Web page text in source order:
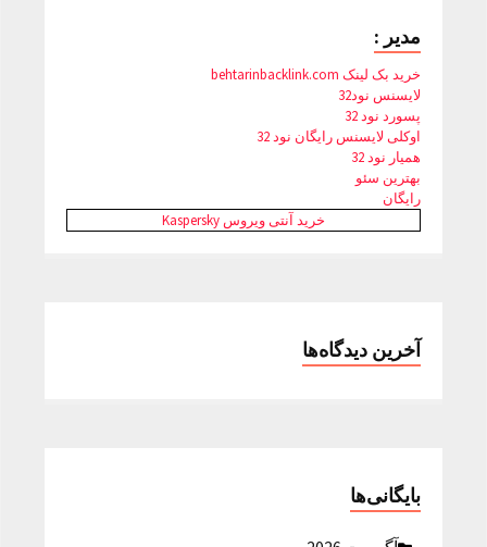
مدیر :
خرید بک لینک behtarinbacklink.com
لایسنس نود32
پسورد نود 32
اوکلی لایسنس رایگان نود 32
همیار نود 32
بهترین سئو
رایگان
خرید آنتی ویروس Kaspersky
آخرین دیدگاه‌ها
بایگانی‌ها